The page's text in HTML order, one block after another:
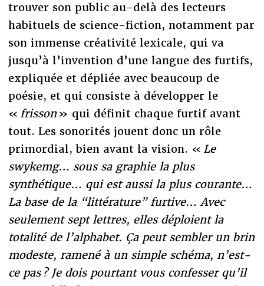
trouver son public au-delà des lecteurs
habituels de science-fiction, notamment par
son immense créativité lexicale, qui va
jusqu’à l’invention d’une langue des furtifs,
expliquée et dépliée avec beaucoup de
poésie, et qui consiste à développer le
« frisson» qui définit chaque furtif avant
tout. Les sonorités jouent donc un rôle
primordial, bien avant la vision. « Le
swykemg… sous sa graphie la plus
synthétique… qui est aussi la plus courante…
La base de la “littérature”furtive… Avec
seulement sept lettres, elles déploient la
totalité de l’alphabet. Ça peut sembler un brin
modeste, ramené à un simple schéma, n’est-
ce pas ? Je dois pourtant vous confesser qu’il